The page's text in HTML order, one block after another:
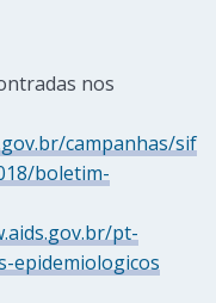
nos
campanhas/sif
boletim-
pt-
epidemiologicos